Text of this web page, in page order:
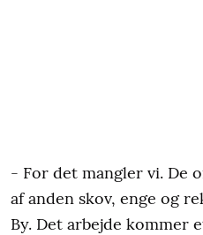
- For det mangler vi. De
af anden skov, enge og
By. Det arbejde kommer